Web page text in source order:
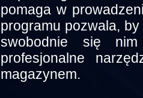
pomaga w
programu pozwala,
swobodnie się
profesjonalne
magazynem.